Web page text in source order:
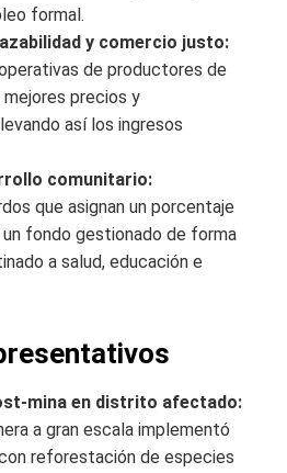
formal.
y comercio justo:
de productores de
precios y
así los ingresos
comunitario:
que asignan un porcentaje
fondo gestionado de forma
a salud, educación e
en distrito afectado:
a gran escala implementó
reforestación de especies